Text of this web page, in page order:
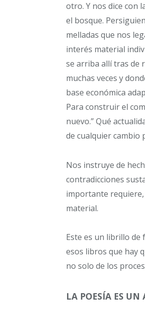
otro. Y nos dice con
el bosque.
melladas que nos
interés material
se arriba allí tras de
muchas veces y
base económica
Para construir el
nuevo.” Qué
de cualquier cambio
Nos instruye de
contradicciones
importante requiere,
material.
Este es un librillo de
esos libros que hay
no solo de los
LA POESÍA ES UN